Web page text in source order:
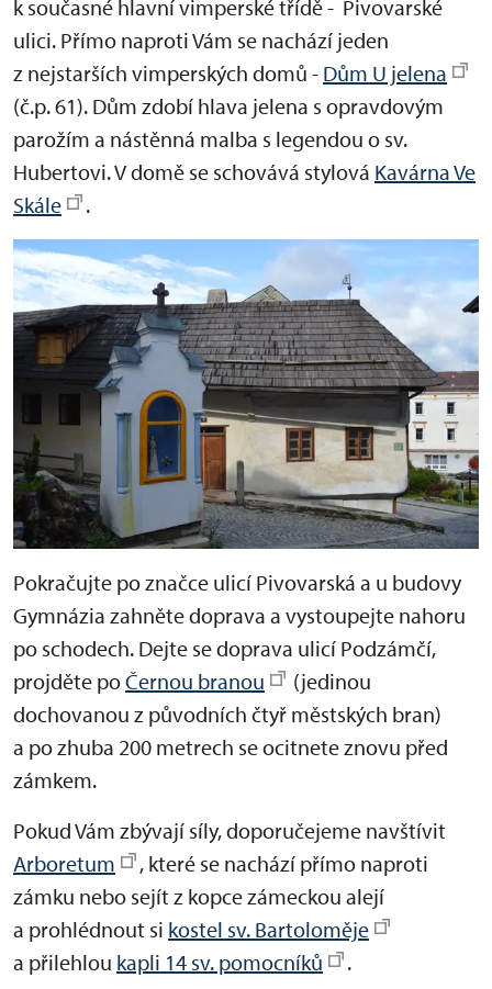
k současné hlavní vimperské třídě - Pivovarské
ulici. Přímo naproti Vám se nachází jeden
z nejstarších vimperských domů - Dům U jelena
(č.p. 61). Dům zdobí hlava jelena s opravdovým
parožím a nástěnná malba s legendou o sv.
Hubertovi. V domě se schovává stylová Kavárna Ve
Skále
.
Pokračujte po značce ulicí Pivovarská a u budovy
Gymnázia zahněte doprava a vystoupejte nahoru
po schodech. Dejte se doprava ulicí Podzámčí,
projděte poČernou branou
(jedinou
dochovanou z původních čtyř městských bran)
a po zhuba 200 metrech se ocitnete znovu před
zámkem.
Pokud Vám zbývají síly, doporučejeme navštívit
Arboretum
, které se nachází přímo naproti
zámku nebo sejít z kopce zámeckou alejí
a prohlédnout si kostel sv. Bartoloměje
a přilehlou kapli 14 sv. pomocníků
.